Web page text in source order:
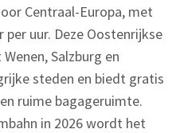
Centraal-Europa, met
uur. Deze Oostenrijkse
Salzburg en
steden en biedt gratis
ruime bagageruimte.
in 2026 wordt het